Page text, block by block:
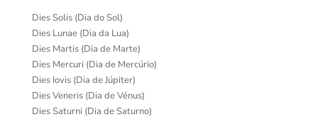
Dies Solis (Dia do Sol)
Dies Lunae (Dia da Lua)
Dies Martis (Dia de Marte)
Dies Mercuri (Dia de Mercúrio)
Dies Iovis (Dia de Júpiter)
Dies Veneris (Dia de Vénus)
Dies Saturni (Dia de Saturno)